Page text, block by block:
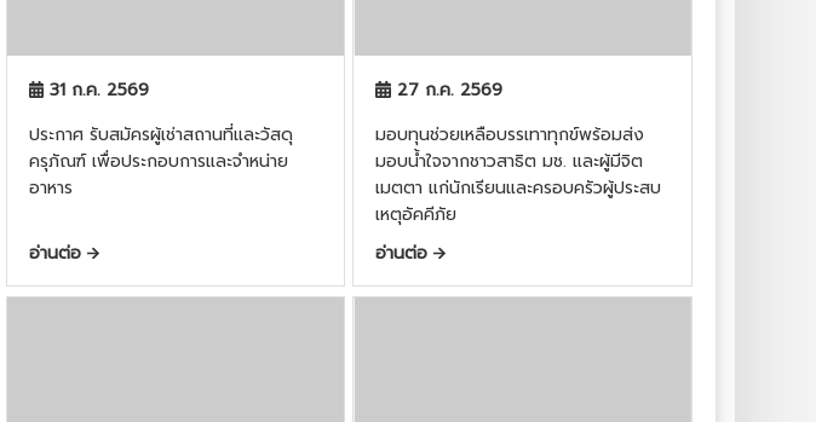
31 ก.ค. 2569
ประกาศ รับสมัครผู้เช่าสถานที่และวัสดุ
ครุภัณฑ์ เพื่อประกอบการและจำหน่าย
อาหาร
อ่านต่อ
27 ก.ค. 2569
มอบทุนช่วยเหลือบรรเทาทุกข์พร้อมส่ง
มอบน้ำใจจากชาวสาธิต มช. และผู้มีจิต
เมตตา แก่นักเรียนและครอบครัวผู้ประสบ
เหตุอัคคีภัย
อ่านต่อ